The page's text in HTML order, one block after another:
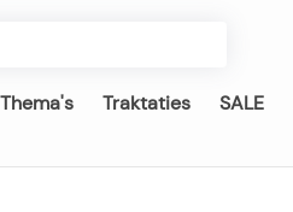
Thema's Traktaties SALE